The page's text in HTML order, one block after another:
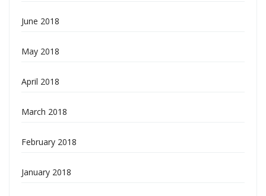
June 2018
May 2018
April 2018
March 2018
February 2018
January 2018